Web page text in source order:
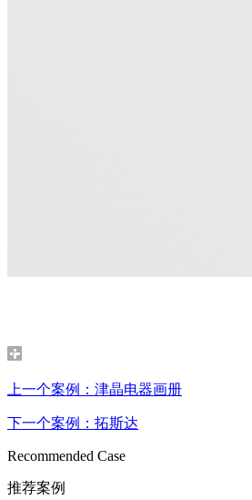
上一个案例：津晶电器画册
下一个案例：拓斯达
Recommended Case
推荐案例